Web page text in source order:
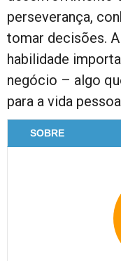
perseverança,
tomar decisões.
habilidade
negócio – algo
para a vida
SOBRE